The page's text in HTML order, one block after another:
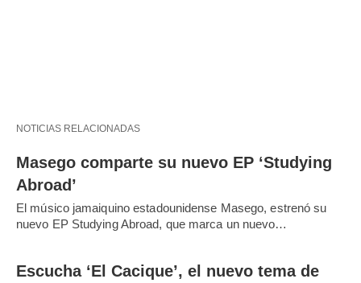
NOTICIAS RELACIONADAS
Masego comparte su nuevo EP ‘Studying
Abroad’
El músico jamaiquino estadounidense Masego, estrenó su
nuevo EP Studying Abroad, que marca un nuevo…
Escucha ‘El Cacique’, el nuevo tema de